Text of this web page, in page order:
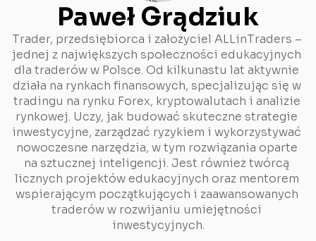
Paweł Grądziuk
Trader, przedsiębiorca i założyciel ALLinTraders –
jednej z największych społeczności edukacyjnych
dla traderów w Polsce. Od kilkunastu lat aktywnie
działa na rynkach finansowych, specjalizując się w
tradingu na rynku Forex, kryptowalutach i analizie
rynkowej. Uczy, jak budować skuteczne strategie
inwestycyjne, zarządzać ryzykiem i wykorzystywać
nowoczesne narzędzia, w tym rozwiązania oparte
na sztucznej inteligencji. Jest również twórcą
licznych projektów edukacyjnych oraz mentorem
wspierającym początkujących i zaawansowanych
traderów w rozwijaniu umiejętności
inwestycyjnych.